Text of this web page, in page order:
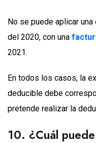
No se puede aplicar
del 2020, con una
2021.
En todos los casos, la
deducible debe
pretende realizar la
10. ¿Cuál